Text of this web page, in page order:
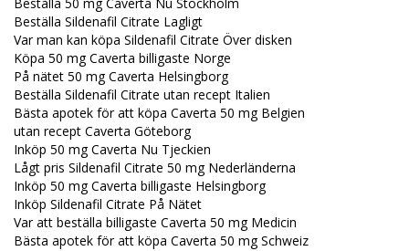
Beställa Sildenafil Citrate Lagligt
Var man kan köpa Sildenafil Citrate Över disken
Köpa 50 mg Caverta billigaste Norge
På nätet 50 mg Caverta Helsingborg
Beställa Sildenafil Citrate utan recept Italien
Bästa apotek för att köpa Caverta 50 mg Belgien
utan recept Caverta Göteborg
Inköp 50 mg Caverta Nu Tjeckien
Lågt pris Sildenafil Citrate 50 mg Nederländerna
Inköp 50 mg Caverta billigaste Helsingborg
Inköp Sildenafil Citrate På Nätet
Var att beställa billigaste Caverta 50 mg Medicin
Bästa apotek för att köpa Caverta 50 mg Schweiz